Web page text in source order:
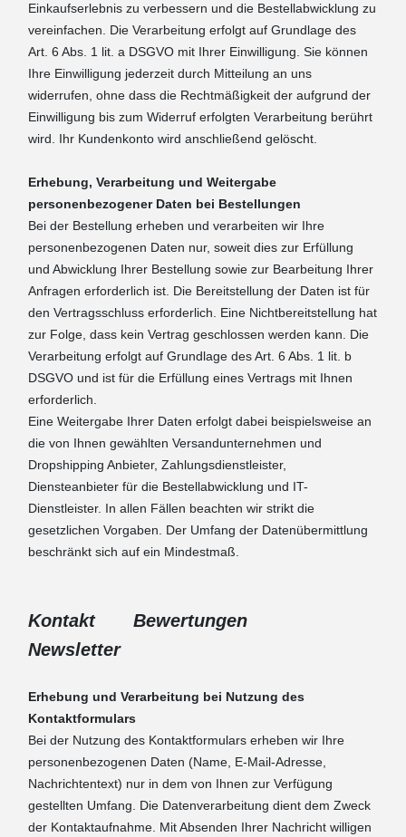
Einkaufserlebnis zu verbessern und die Bestellabwicklung zu
vereinfachen. Die Verarbeitung erfolgt auf Grundlage des
Art. 6 Abs. 1 lit. a DSGVO mit Ihrer Einwilligung. Sie können
Ihre Einwilligung jederzeit durch Mitteilung an uns
widerrufen, ohne dass die Rechtmäßigkeit der aufgrund der
Einwilligung bis zum Widerruf erfolgten Verarbeitung berührt
wird. Ihr Kundenkonto wird anschließend gelöscht.
Erhebung, Verarbeitung und Weitergabe
personenbezogener Daten bei Bestellungen
Bei der Bestellung erheben und verarbeiten wir Ihre
personenbezogenen Daten nur, soweit dies zur Erfüllung
und Abwicklung Ihrer Bestellung sowie zur Bearbeitung Ihrer
Anfragen erforderlich ist. Die Bereitstellung der Daten ist für
den Vertragsschluss erforderlich. Eine Nichtbereitstellung hat
zur Folge, dass kein Vertrag geschlossen werden kann. Die
Verarbeitung erfolgt auf Grundlage des Art. 6 Abs. 1 lit. b
DSGVO und ist für die Erfüllung eines Vertrags mit Ihnen
erforderlich.
Eine Weitergabe Ihrer Daten erfolgt dabei beispielsweise an
die von Ihnen gewählten Versandunternehmen und
Dropshipping Anbieter, Zahlungsdienstleister,
Diensteanbieter für die Bestellabwicklung und IT-
Dienstleister. In allen Fällen beachten wir strikt die
gesetzlichen Vorgaben. Der Umfang der Datenübermittlung
beschränkt sich auf ein Mindestmaß.
Kontakt
Bewertungen
Newsletter
Erhebung und Verarbeitung bei Nutzung des
Kontaktformulars
Bei der Nutzung des Kontaktformulars erheben wir Ihre
personenbezogenen Daten (Name, E-Mail-Adresse,
Nachrichtentext) nur in dem von Ihnen zur Verfügung
gestellten Umfang. Die Datenverarbeitung dient dem Zweck
der Kontaktaufnahme. Mit Absenden Ihrer Nachricht willigen